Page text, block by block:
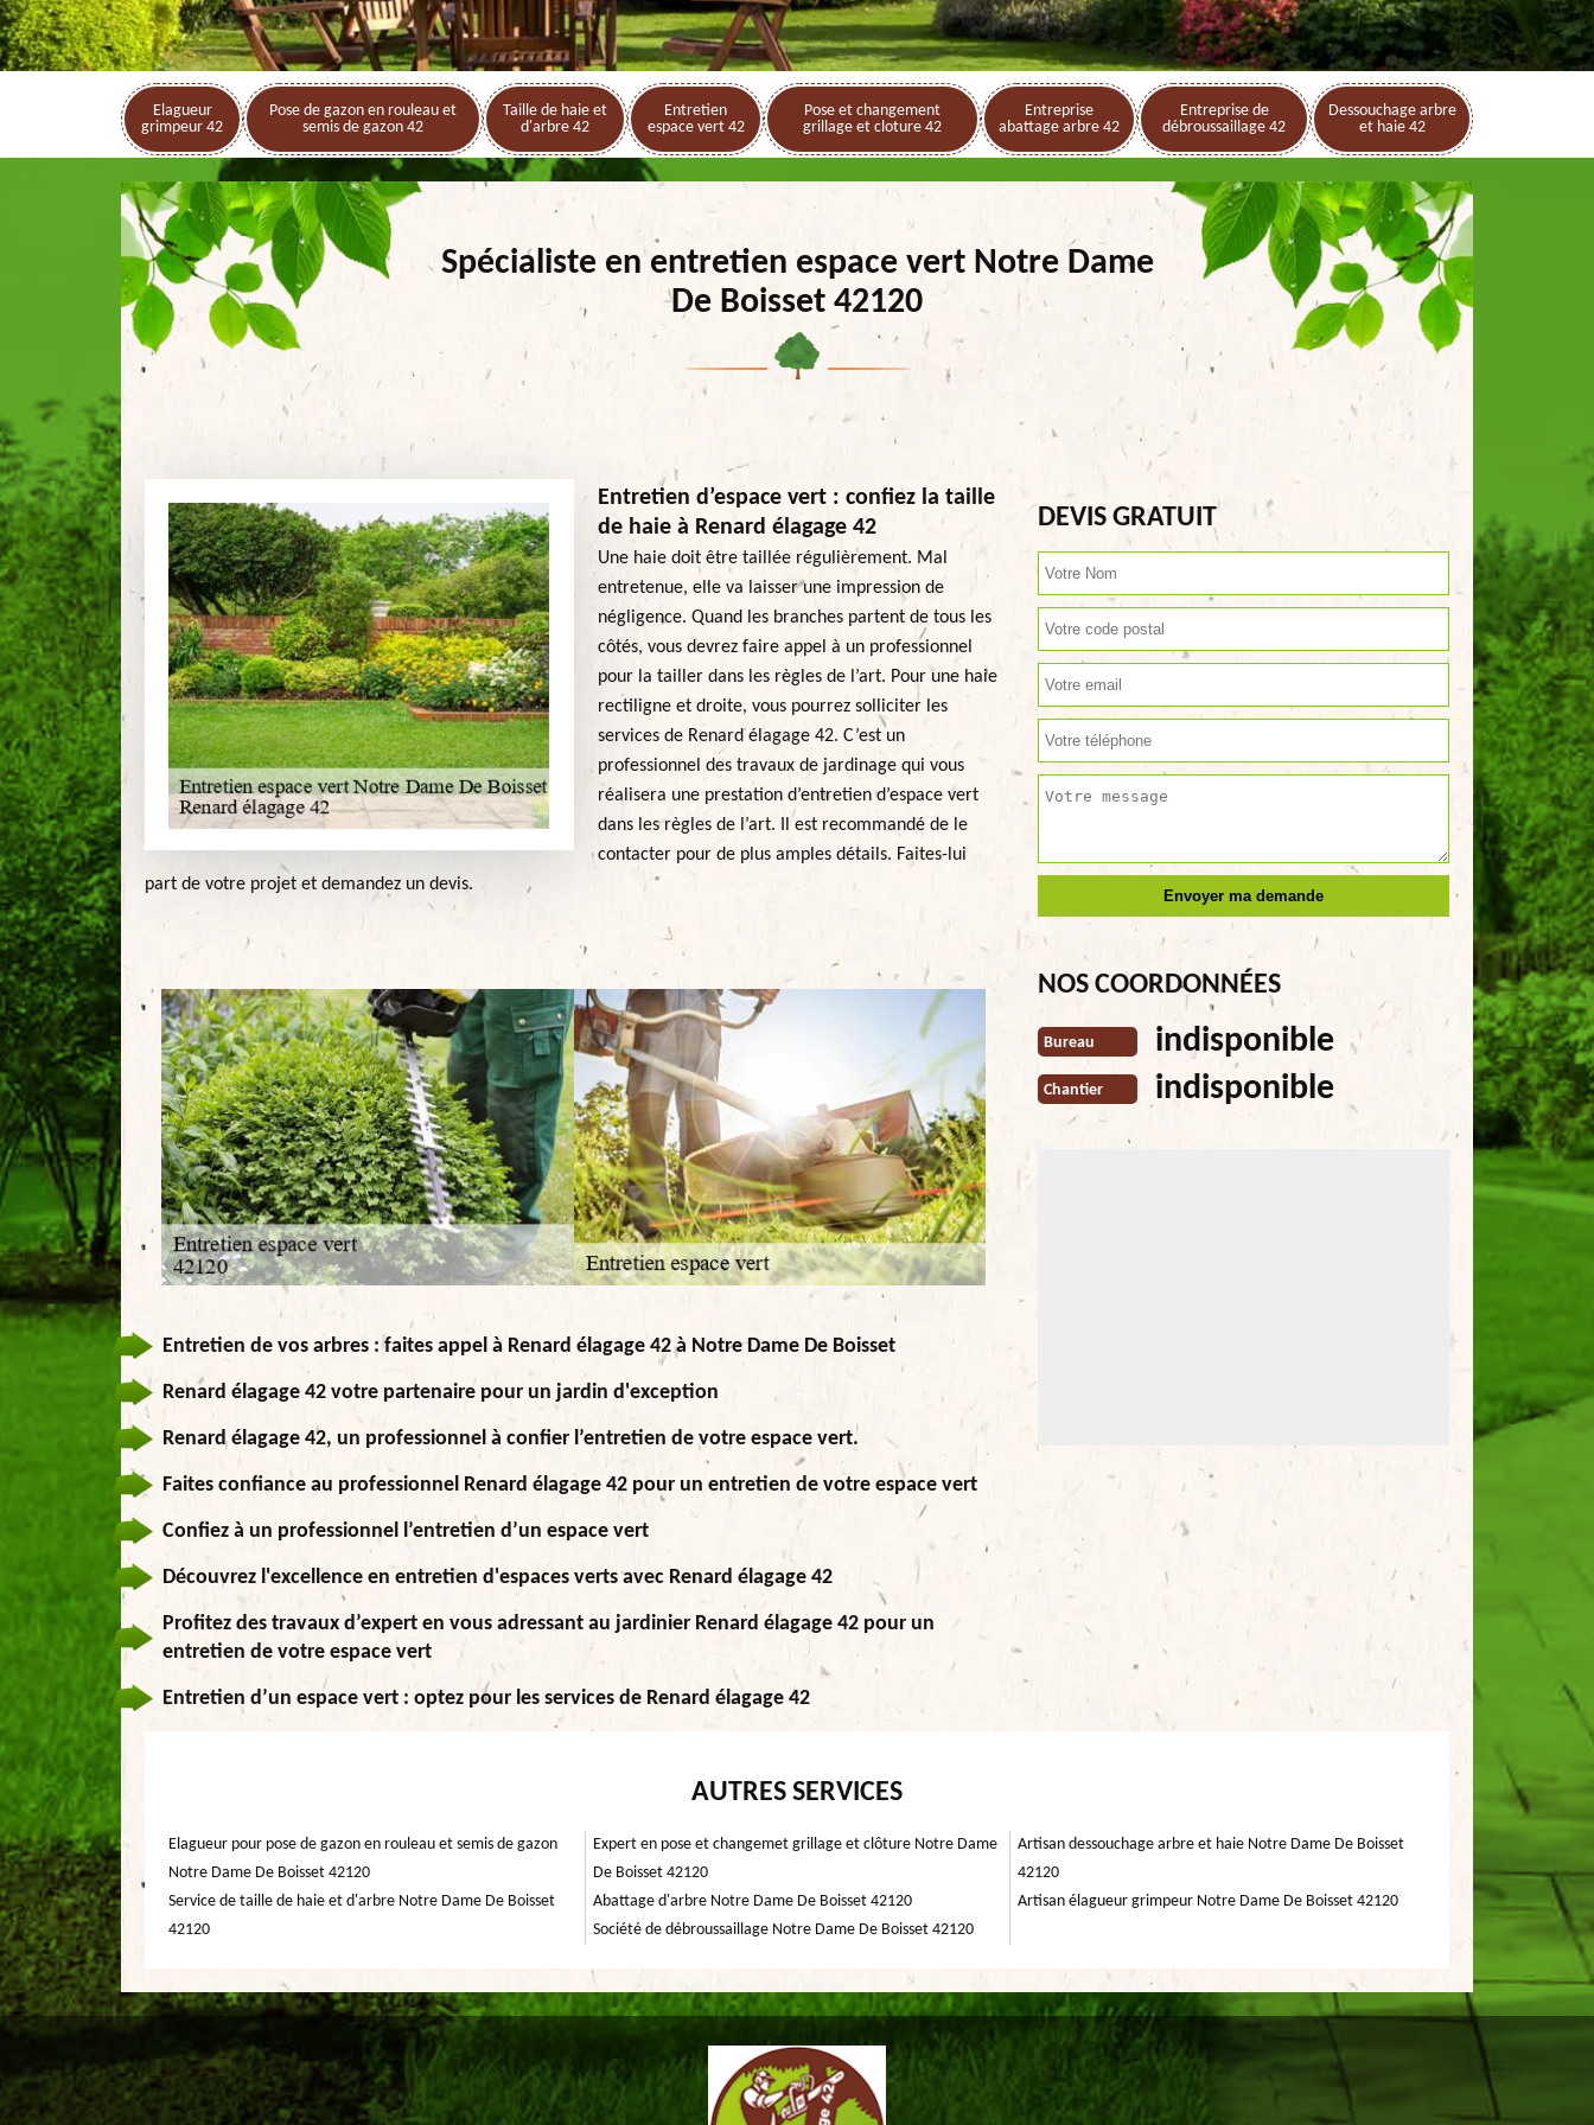
Elagueur
grimpeur 42
Pose de gazon en rouleau et
semis de gazon 42
Taille de haie et
d'arbre 42
Entretien
espace vert 42
Pose et changement
grillage et cloture 42
Entreprise
abattage arbre 42
Entreprise de
débroussaillage 42
Dessouchage arbre
et haie 42
Spécialiste en entretien espace vert Notre Dame
De Boisset 42120
Entretien d’espace vert : confiez la taille
de haie à Renard élagage 42
Une haie doit être taillée régulièrement. Mal
entretenue, elle va laisser une impression de
négligence. Quand les branches partent de tous les
côtés, vous devrez faire appel à un professionnel
pour la tailler dans les règles de l’art. Pour une haie
rectiligne et droite, vous pourrez solliciter les
services de Renard élagage 42. C’est un
professionnel des travaux de jardinage qui vous
réalisera une prestation d’entretien d’espace vert
dans les règles de l’art. Il est recommandé de le
contacter pour de plus amples détails. Faites-lui
part de votre projet et demandez un devis.
Entretien de vos arbres : faites appel à Renard élagage 42 à Notre Dame De Boisset
Renard élagage 42 votre partenaire pour un jardin d'exception
Renard élagage 42, un professionnel à confier l’entretien de votre espace vert.
Faites confiance au professionnel Renard élagage 42 pour un entretien de votre espace vert
Confiez à un professionnel l’entretien d’un espace vert
Découvrez l'excellence en entretien d'espaces verts avec Renard élagage 42
Profitez des travaux d’expert en vous adressant au jardinier Renard élagage 42 pour un
entretien de votre espace vert
Entretien d’un espace vert : optez pour les services de Renard élagage 42
DEVIS GRATUIT
NOS COORDONNÉES
Bureau indisponible
Chantier indisponible
AUTRES SERVICES
Elagueur pour pose de gazon en rouleau et semis de gazon
Notre Dame De Boisset 42120
Service de taille de haie et d'arbre Notre Dame De Boisset
42120
Expert en pose et changemet grillage et clôture Notre Dame
De Boisset 42120
Abattage d'arbre Notre Dame De Boisset 42120
Société de débroussaillage Notre Dame De Boisset 42120
Artisan dessouchage arbre et haie Notre Dame De Boisset
42120
Artisan élagueur grimpeur Notre Dame De Boisset 42120